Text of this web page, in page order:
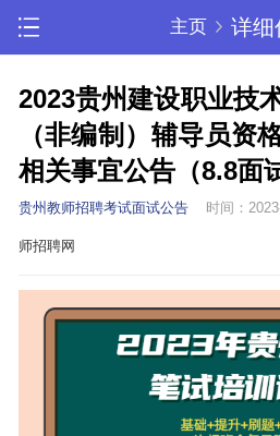
主页 详细
2023贵州建设职业技
（非编制）辅导员资
相关事宜公告（8.8面
贵州教师招聘考试面试公告 时间：
师招聘网